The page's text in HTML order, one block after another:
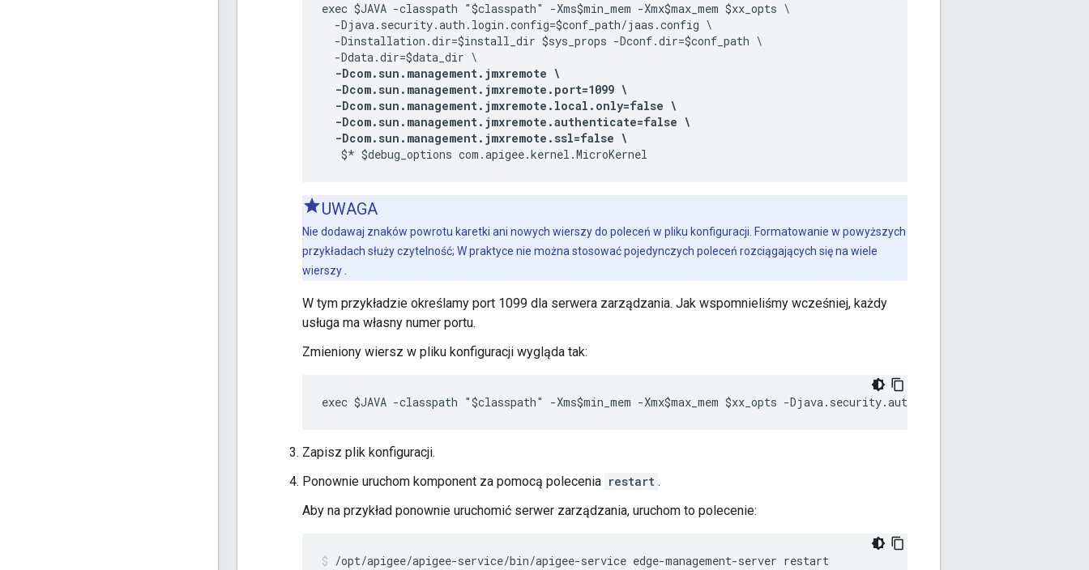
exec $JAVA -classpath "$classpath" -Xms$min_mem -Xmx$max_mem $xx_opts \
  -Djava.security.auth.login.config=$conf_path/jaas.config \
  -Dinstallation.dir=$install_dir $sys_props -Dconf.dir=$conf_path \
  -Ddata.dir=$data_dir \
-Dcom.sun.management.jmxremote \
  -Dcom.sun.management.jmxremote.port=1099 \
  -Dcom.sun.management.jmxremote.local.only=false \
  -Dcom.sun.management.jmxremote.authenticate=false \
  -Dcom.sun.management.jmxremote.ssl=false \
   $* $debug_options com.apigee.kernel.MicroKernel
UWAGA
Nie dodawaj znaków powrotu karetki ani nowych wierszy do poleceń w pliku konfiguracji. Formatowanie w powyższych
przykładach służy czytelność; W praktyce nie można stosować pojedynczych poleceń rozciągających się na wiele
wierszy .
W tym przykładzie określamy port 1099 dla serwera zarządzania. Jak wspomnieliśmy wcześniej, każdy
usługa ma własny numer portu.
Zmieniony wiersz w pliku konfiguracji wygląda tak:
exec $JAVA -classpath "$classpath" -Xms$min_mem -Xmx$max_mem $xx_opts -
Zapisz plik konfiguracji.
Ponownie uruchom komponent za pomocą polecenia restart .
Aby na przykład ponownie uruchomić serwer zarządzania, uruchom to polecenie:
/opt/apigee/apigee-service/bin/apigee-service edge-management-server restart